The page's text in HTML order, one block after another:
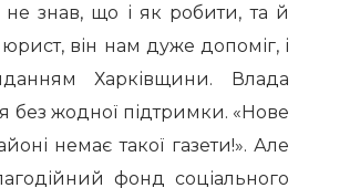
не знав, що і як робити, та й
він нам дуже допоміг, і
Харківщини. Влада
без жодної підтримки. «Нове
немає такої газети!». Але
фонд соціального